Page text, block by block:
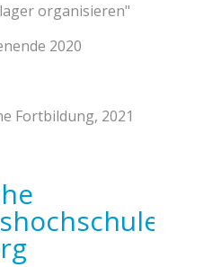
organisieren"
2020
Fortbildung, 2021